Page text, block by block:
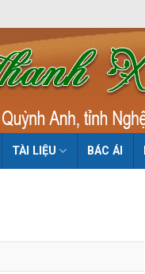
TÀI LIỆU BÁC ÁI